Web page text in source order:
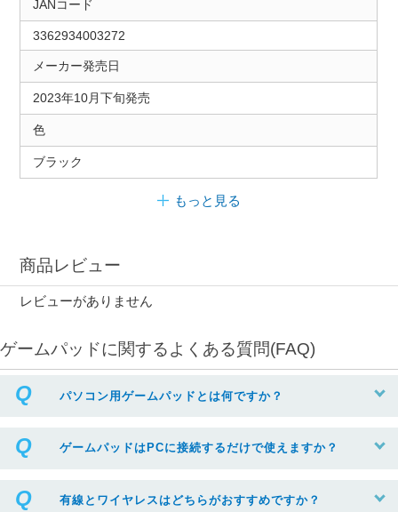
JANコード
3362934003272
メーカー発売日
2023年10月下旬発売
色
ブラック
もっと見る
商品レビュー
レビューがありません
ゲームパッドに関するよくある質問(FAQ)
パソコン用ゲームパッドとは何ですか？
ゲームパッドはPCに接続するだけで使えますか？
有線とワイヤレスはどちらがおすすめですか？